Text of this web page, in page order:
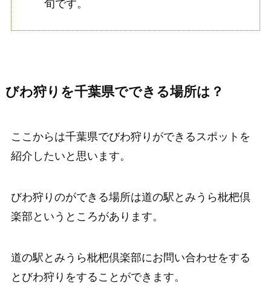
旬です。
びわ狩りを千葉県でできる場所は？
ここからは千葉県でびわ狩りができるスポットを
紹介したいと思います。
びわ狩りのができる場所は道の駅とみうら枇杷倶
楽部というところがあります。
道の駅とみうら枇杷倶楽部にお問い合わせをする
とびわ狩りをすることができます。